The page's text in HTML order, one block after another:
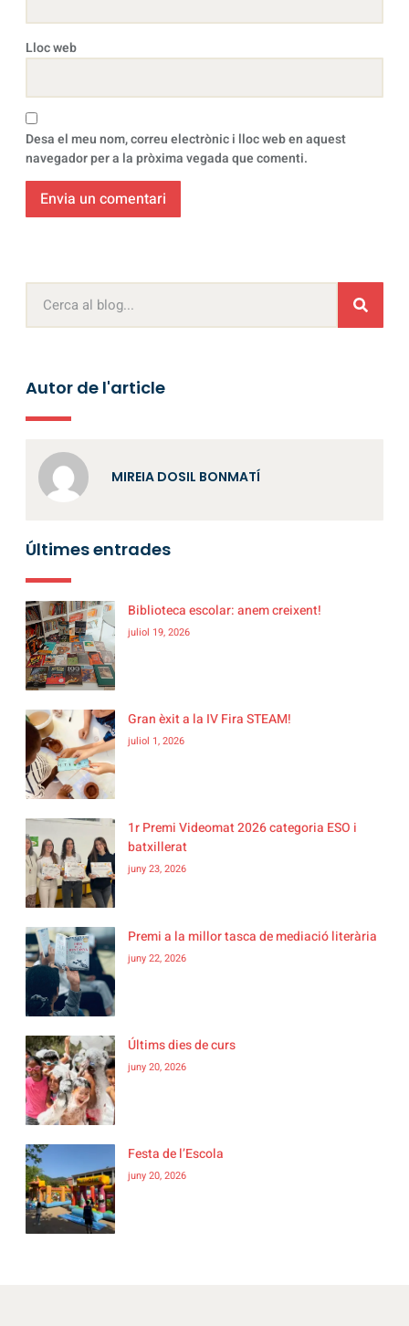
Lloc web
Desa el meu nom, correu electrònic i lloc web en aquest
navegador per a la pròxima vegada que comenti.
Autor de l'article
MIREIA DOSIL BONMATÍ
Últimes entrades
Biblioteca escolar: anem creixent!
juliol 19, 2026
Gran èxit a la IV Fira STEAM!
juliol 1, 2026
1r Premi Videomat 2026 categoria ESO i
batxillerat
juny 23, 2026
Premi a la millor tasca de mediació literària
juny 22, 2026
Últims dies de curs
juny 20, 2026
Festa de l’Escola
juny 20, 2026